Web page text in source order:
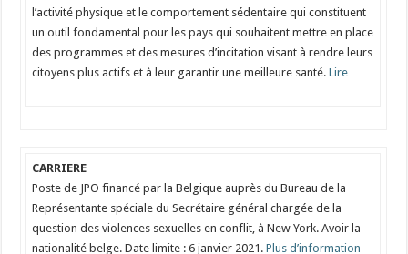
l’activité physique et le comportement sédentaire qui constituent
un outil fondamental pour les pays qui souhaitent mettre en place
des programmes et des mesures d’incitation visant à rendre leurs
citoyens plus actifs et à leur garantir une meilleure santé. Lire
CARRIERE
Poste de JPO financé par la Belgique auprès du Bureau de la
Représentante spéciale du Secrétaire général chargée de la
question des violences sexuelles en conflit, à New York. Avoir la
nationalité belge. Date limite : 6 janvier 2021. Plus d’information